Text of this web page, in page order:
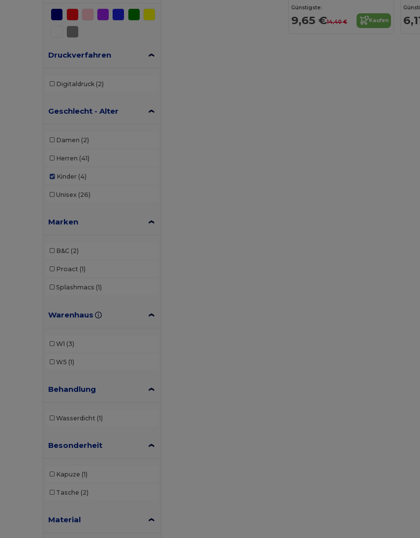
Druckverfahren
Digitaldruck (2)
Geschlecht - Alter
Damen (2)
Herren (41)
Kinder (4)
Unisex (26)
Marken
B&C (2)
Proact (1)
Splashmacs (1)
Warenhaus
W1 (3)
W5 (1)
Behandlung
Wasserdicht (1)
Besonderheit
Kapuze (1)
Tasche (2)
Material
Günstigste:
9,65 €14,40 € Kaufen